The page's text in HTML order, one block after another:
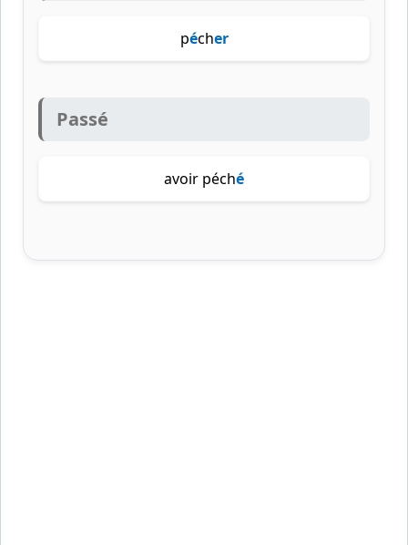
pécher
Passé
avoir péché